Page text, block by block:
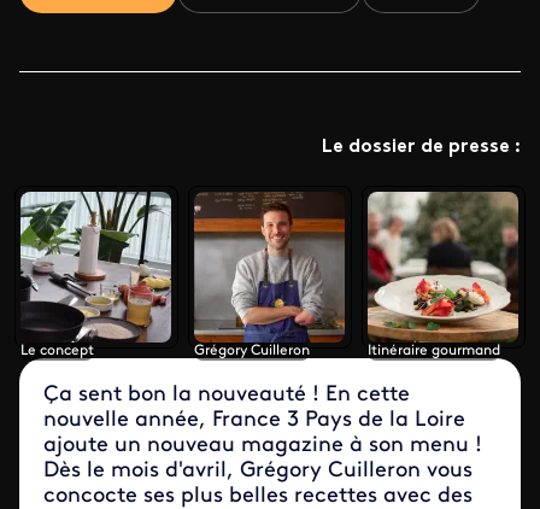
Le dossier de presse :
Le concept Grégory Cuilleron Itinéraire gourmand
Ça sent bon la nouveauté ! En cette
nouvelle année, France 3 Pays de la Loire
ajoute un nouveau magazine à son menu !
Dès le mois d'avril, Grégory Cuilleron vous
concocte ses plus belles recettes avec des